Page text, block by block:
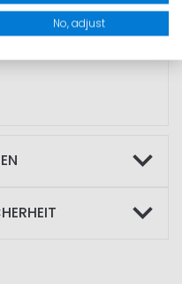
und
No, adjust